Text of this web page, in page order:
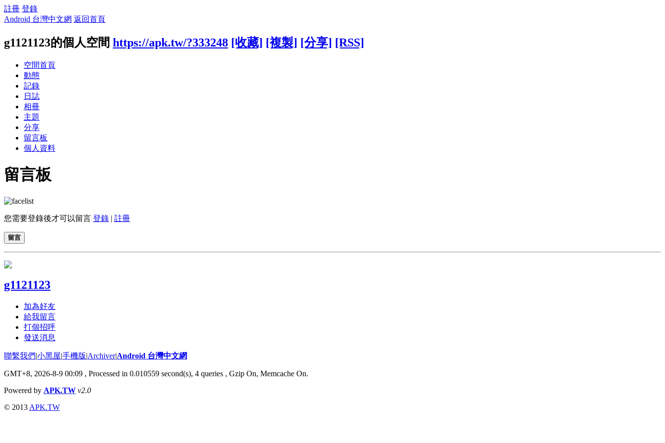
註冊 登錄
Android 台灣中文網 返回首頁
g1121123的個人空間 https://apk.tw/?333248 [收藏] [複製] [分享] [RSS]
空間首頁
動態
記錄
日誌
相冊
主題
分享
留言板
個人資料
留言板
您需要登錄後才可以留言 登錄 | 註冊
留言
g1121123
加為好友
給我留言
打個招呼
發送消息
聯繫我們|小黑屋|手機版|Archiver|Android 台灣中文網
GMT+8, 2026-8-9 00:09 , Processed in 0.010559 second(s), 4 queries , Gzip On, Memcache On.
Powered by APK.TW v2.0
© 2013 APK.TW